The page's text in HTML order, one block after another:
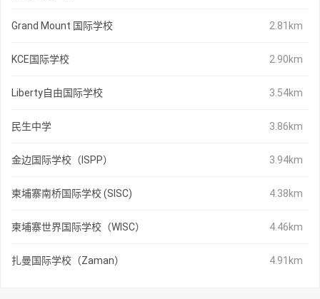
Grand Mount 国际学校 2.81km
KCE国际学校 2.90km
Liberty自由国际学校 3.54km
民生中学 3.86km
金边国际学校（ISPP） 3.94km
柬埔寨南桥国际学校 (SISC) 4.38km
柬埔寨世界国际学校（WISC） 4.46km
扎曼国际学校（Zaman） 4.91km